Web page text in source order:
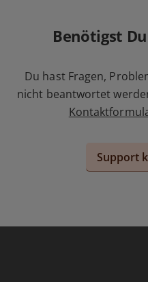
Benötigst
Du hast Fragen,
nicht beantwortet
Support